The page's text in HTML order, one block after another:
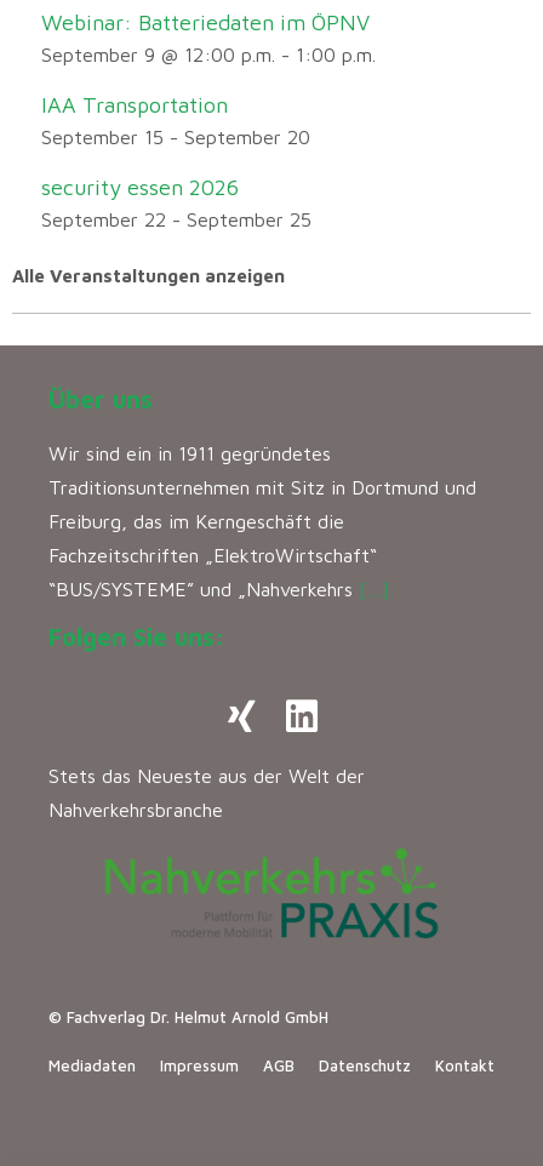
Webinar: Batteriedaten im ÖPNV
September 9 @ 12:00 p.m. - 1:00 p.m.
IAA Transportation
September 15 - September 20
security essen 2026
September 22 - September 25
Alle Veranstaltungen anzeigen
Über uns
Wir sind ein in 1911 gegründetes
Traditionsunternehmen mit Sitz in Dortmund und
Freiburg, das im Kerngeschäft die
Fachzeitschriften „ElektroWirtschaft“
“BUS/SYSTEME” und „Nahverkehrs […]
Folgen Sie uns:
Stets das Neueste aus der Welt der
Nahverkehrsbranche
© Fachverlag Dr. Helmut Arnold GmbH
Mediadaten Impressum AGB Datenschutz Kontakt